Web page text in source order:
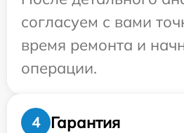
согласуем с вами
время ремонта и
операции.
4
Гарантия